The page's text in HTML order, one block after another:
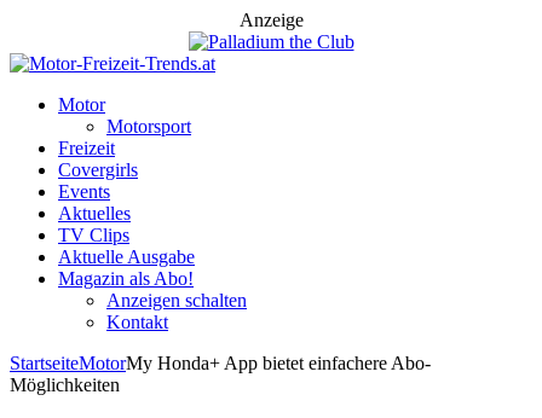
Anzeige
Motor
Motorsport
Freizeit
Covergirls
Events
Aktuelles
TV Clips
Aktuelle Ausgabe
Magazin als Abo!
Anzeigen schalten
Kontakt
StartseiteMotorMy Honda+ App bietet einfachere Abo-
Möglichkeiten